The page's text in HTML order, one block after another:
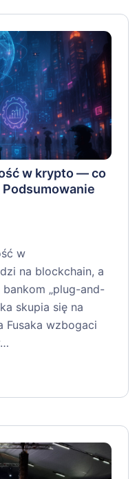
w krypto — co
w
na blockchain, a
„plug-and-
skupia się na
Fusaka wzbogaci